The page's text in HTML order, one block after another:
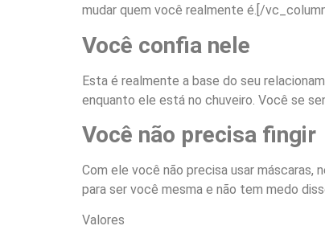
mudar quem você realmente é. [/
Você confia nele
Esta é realmente a base do seu
enquanto ele está no chuveiro. Você se
Você não precisa fingir
Com ele você não precisa usar máscaras,
para ser você mesma e não tem medo
Valores